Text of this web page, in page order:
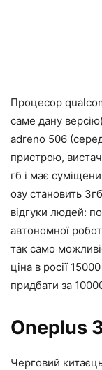
Процесор
саме дану
adreno 506
пристрою,
гб і має
озу становить
відгуки людей:
автономної
так само
ціна в росії
придбати за
Oneplus
Черговий